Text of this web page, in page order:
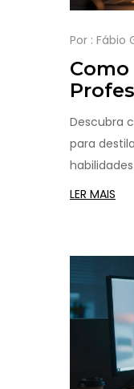
Por : Fábio
Descubra
para
maximizar
LER MAIS